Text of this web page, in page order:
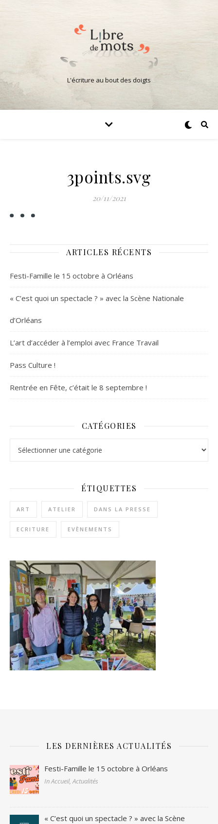
L'écriture au bout des doigts
3points.svg
20/11/2021
ARTICLES RÉCENTS
Festi-Famille le 15 octobre à Orléans
« C’est quoi un spectacle ? » avec la Scène Nationale
d’Orléans
L’art d’accéder à l’emploi avec France Travail
Pass Culture !
Rentrée en Fête, c’était le 8 septembre !
CATÉGORIES
ÉTIQUETTES
ART ATELIER DANS LA PRESSE
ECRITURE EVÈNEMENTS
LES DERNIÈRES ACTUALITÉS
Festi-Famille le 15 octobre à Orléans
In Accueil, Actualités
« C’est quoi un spectacle ? » avec la Scène